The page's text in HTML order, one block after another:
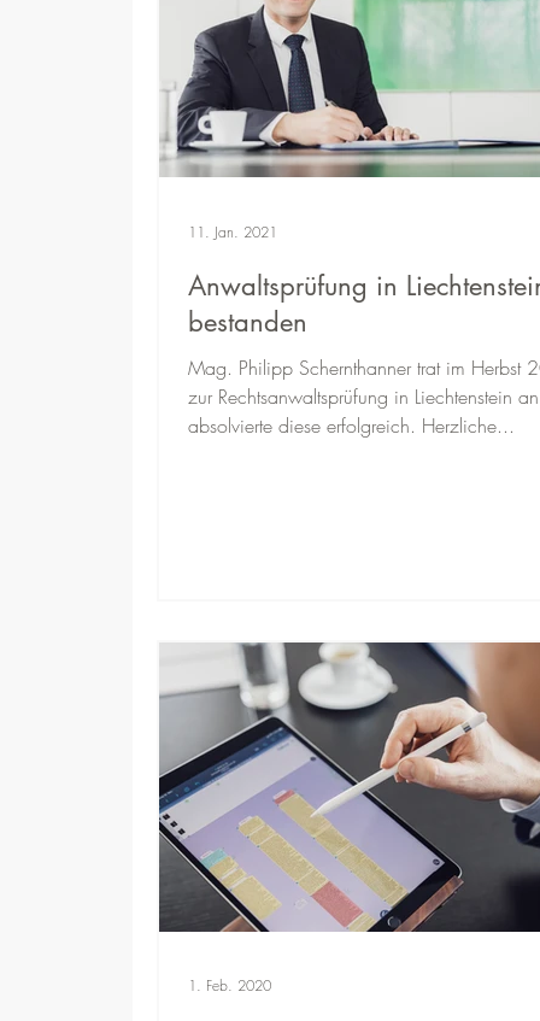
Anwaltsprüfung in
bestanden
Mag. Philipp Schernthanner trat im Herbst
zur Rechtsanwaltsprüfung in Liechtenstein
absolvierte diese erfolgreich. Herzliche...
11. Jan. 2021
1. Feb. 2020